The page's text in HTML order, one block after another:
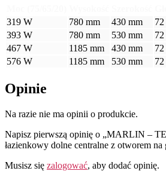
319 W
780 mm 430 mm
393 W
780 mm 530 mm
467 W
1185 mm 430 mm
576 W
1185 mm 530 mm
Opinie
Na razie nie ma opinii o produkcie.
Napisz pierwszą opinię o „MARLIN –
łazienkowy dolne centralne z otworem na
Musisz się zalogować, aby dodać opinię.